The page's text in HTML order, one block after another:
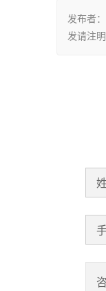
发布者
发请注明